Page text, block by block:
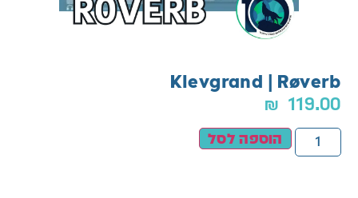
Klevgrand | Røverb
₪ 119.00
הוספה לסל